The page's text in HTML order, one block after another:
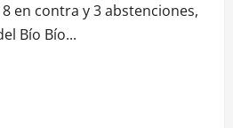
en contra y 3 abstenciones,
Bío Bío...